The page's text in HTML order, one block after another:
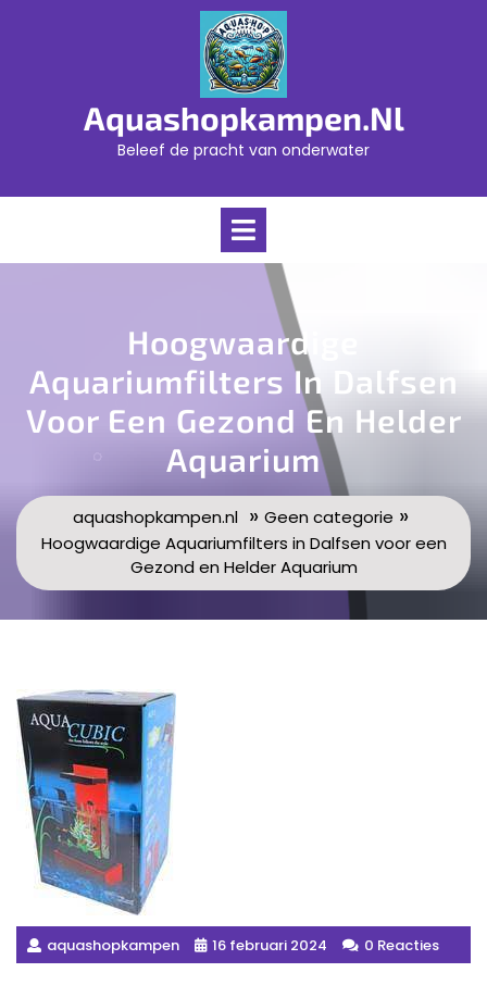
Aquashopkampen.nl
Beleef de pracht van onderwater
Open
Hoogwaardige
Aquariumfilters In Dalfsen
Voor Een Gezond En Helder
Aquarium
aquashopkampen.nl » Geen categorie »
Hoogwaardige Aquariumfilters in Dalfsen voor een
Gezond en Helder Aquarium
aquashopkampen 16 februari 2024 0 Reacties